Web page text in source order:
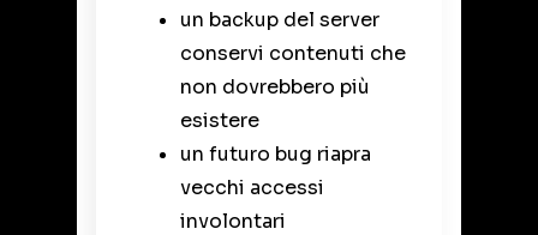
un backup del server
conservi contenuti che
non dovrebbero più
esistere
un futuro bug riapra
vecchi accessi
involontari